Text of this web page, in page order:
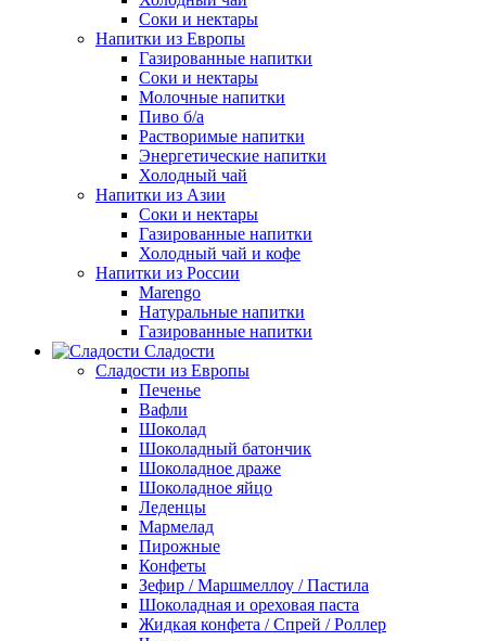
Соки и нектары
Напитки из Европы
Газированные напитки
Соки и нектары
Молочные напитки
Пиво б/а
Растворимые напитки
Энергетические напитки
Холодный чай
Напитки из Азии
Соки и нектары
Газированные напитки
Холодный чай и кофе
Напитки из России
Marengo
Натуральные напитки
Газированные напитки
Сладости
Сладости из Европы
Печенье
Вафли
Шоколад
Шоколадный батончик
Шоколадное драже
Шоколадное яйцо
Леденцы
Мармелад
Пирожные
Конфеты
Зефир / Маршмеллоу / Пастила
Шоколадная и ореховая паста
Жидкая конфета / Спрей / Роллер